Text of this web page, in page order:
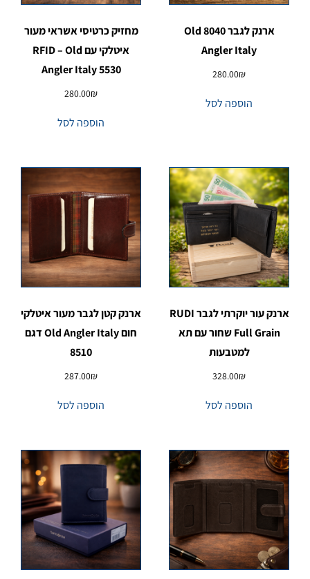
ארנק לגבר 8040 Old
Angler Italy
280.00₪
הוספה לסל
מחזיק כרטיסי אשראי מעור
איטלקי עם RFID – Old
Angler Italy 5530
280.00₪
הוספה לסל
ארנק עור יוקרתי לגבר RUDI
Full Grain שחור עם תא
למטבעות
328.00₪
הוספה לסל
ארנק קטן לגבר מעור איטלקי
חום Old Angler Italy דגם
8510
287.00₪
הוספה לסל